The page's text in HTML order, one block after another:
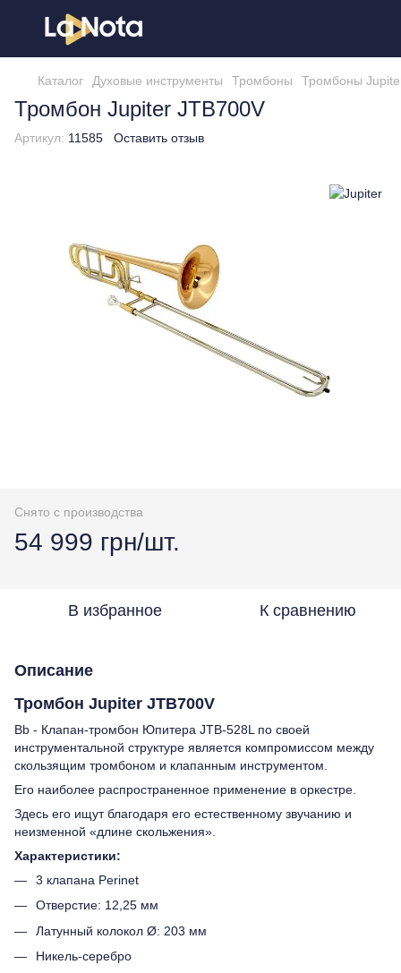
Каталог Духовые инструменты Тромбоны Тромбоны
Тромбон Jupiter JTB700V
Артикул: 11585 Оставить отзыв
Снято с производства
54 999 грн/шт.
В избранное К сравнению
Описание
Тромбон Jupiter JTB700V
Bb - Клапан-тромбон Юпитера JTB-528L по своей
инструментальной структуре является компромиссом между
скользящим тромбоном и клапанным инструментом.
Его наиболее распространенное применение в оркестре.
Здесь его ищут благодаря его естественному звучанию и
неизменной «длине скольжения».
Характеристики:
3 клапана Perinet
Отверстие: 12,25 мм
Латунный колокол Ø: 203 мм
Никель-серебро